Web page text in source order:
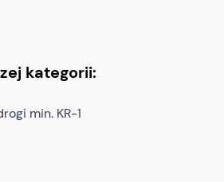
kategorii:
min. KR-1